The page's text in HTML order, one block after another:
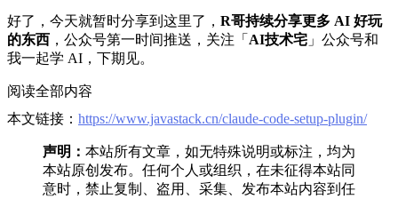
好了，今天就暂时分享到这里了， R哥持续分享更多 AI 好玩
的东西 ，公众号第一时间推送，关注「 AI技术宅 」公众号和
我一起学 AI，下期见。
阅读全部内容
本文链接： https://www.javastack.cn/claude-code-setup-plugin/
声明： 本站所有文章，如无特殊说明或标注，均为
本站原创发布。任何个人或组织，在未征得本站同
意时，禁止复制、盗用、采集、发布本站内容到任